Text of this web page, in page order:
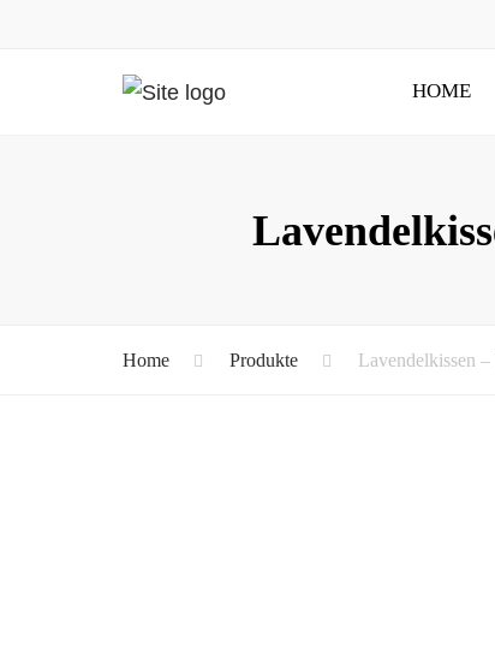
HOME
Home Produkte Lavendelkissen